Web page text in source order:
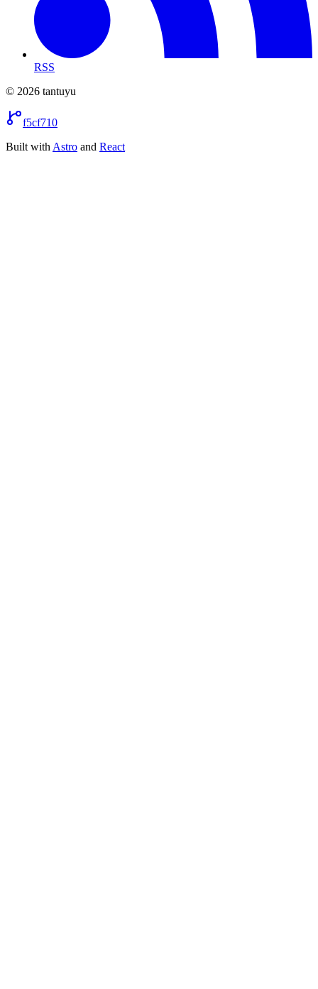
RSS
© 2026 tantuyu
f5cf710
Built with Astro and React